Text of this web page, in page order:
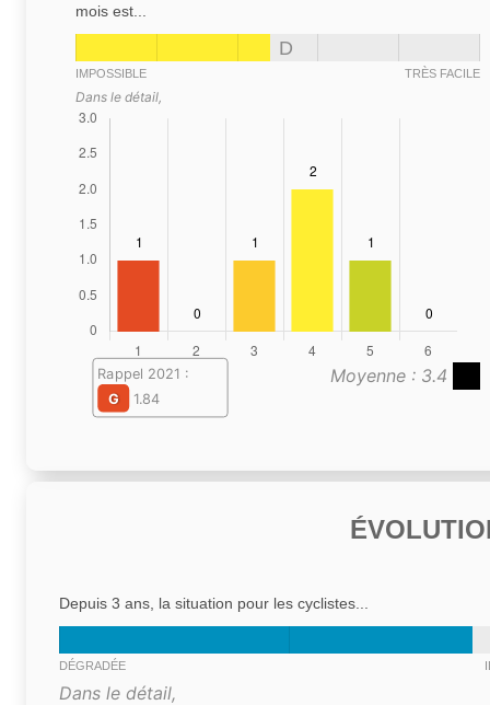
mois est...
D
IMPOSSIBLE TRÈS FACILE
Dans le détail,
Moyenne : 3.4
Rappel 2021 :
G
1.84
Depuis 3 ans, la situation pour les cyclistes...
DÉGRADÉE
Dans le détail,